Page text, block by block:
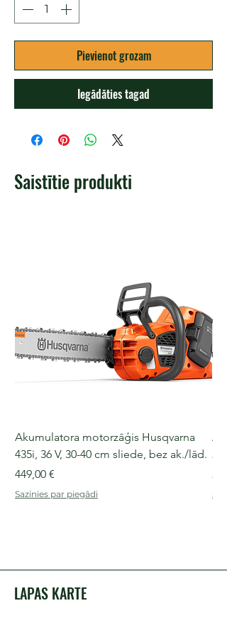
Pievienot grozam
Iegādāties tagad
Saistītie produkti
Akumulatora motorzāģis Husqvarna
435i, 36 V, 30-40 cm sliede, bez ak./lād.
Cena
449,00 €
Sazinies par piegādi
LAPAS KARTE